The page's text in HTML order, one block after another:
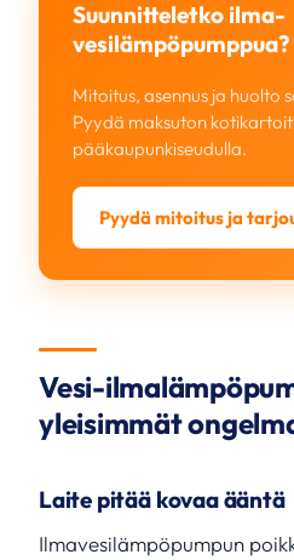
Suunnitteletko ilma-
vesilämpöpumppua?
Mitoitus, asennus ja huolto
Pyydä maksuton
pääkaupunkiseudulla.
Pyydä mitoitus ja
Vesi-
yleisimmät
Laite pitää kovaa ääntä
Ilmavesilämpöpumpun